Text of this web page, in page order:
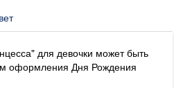
для девочки может быть
оформления Дня Рождения